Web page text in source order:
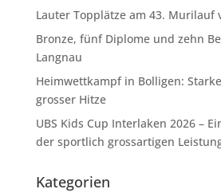
Lauter Topplätze am 43. Murilauf
Bronze, fünf Diplome und zehn
Langnau
Heimwettkampf in Bolligen:
grosser Hitze
UBS Kids Cup Interlaken 2026 –
der sportlich grossartigen
Kategorien